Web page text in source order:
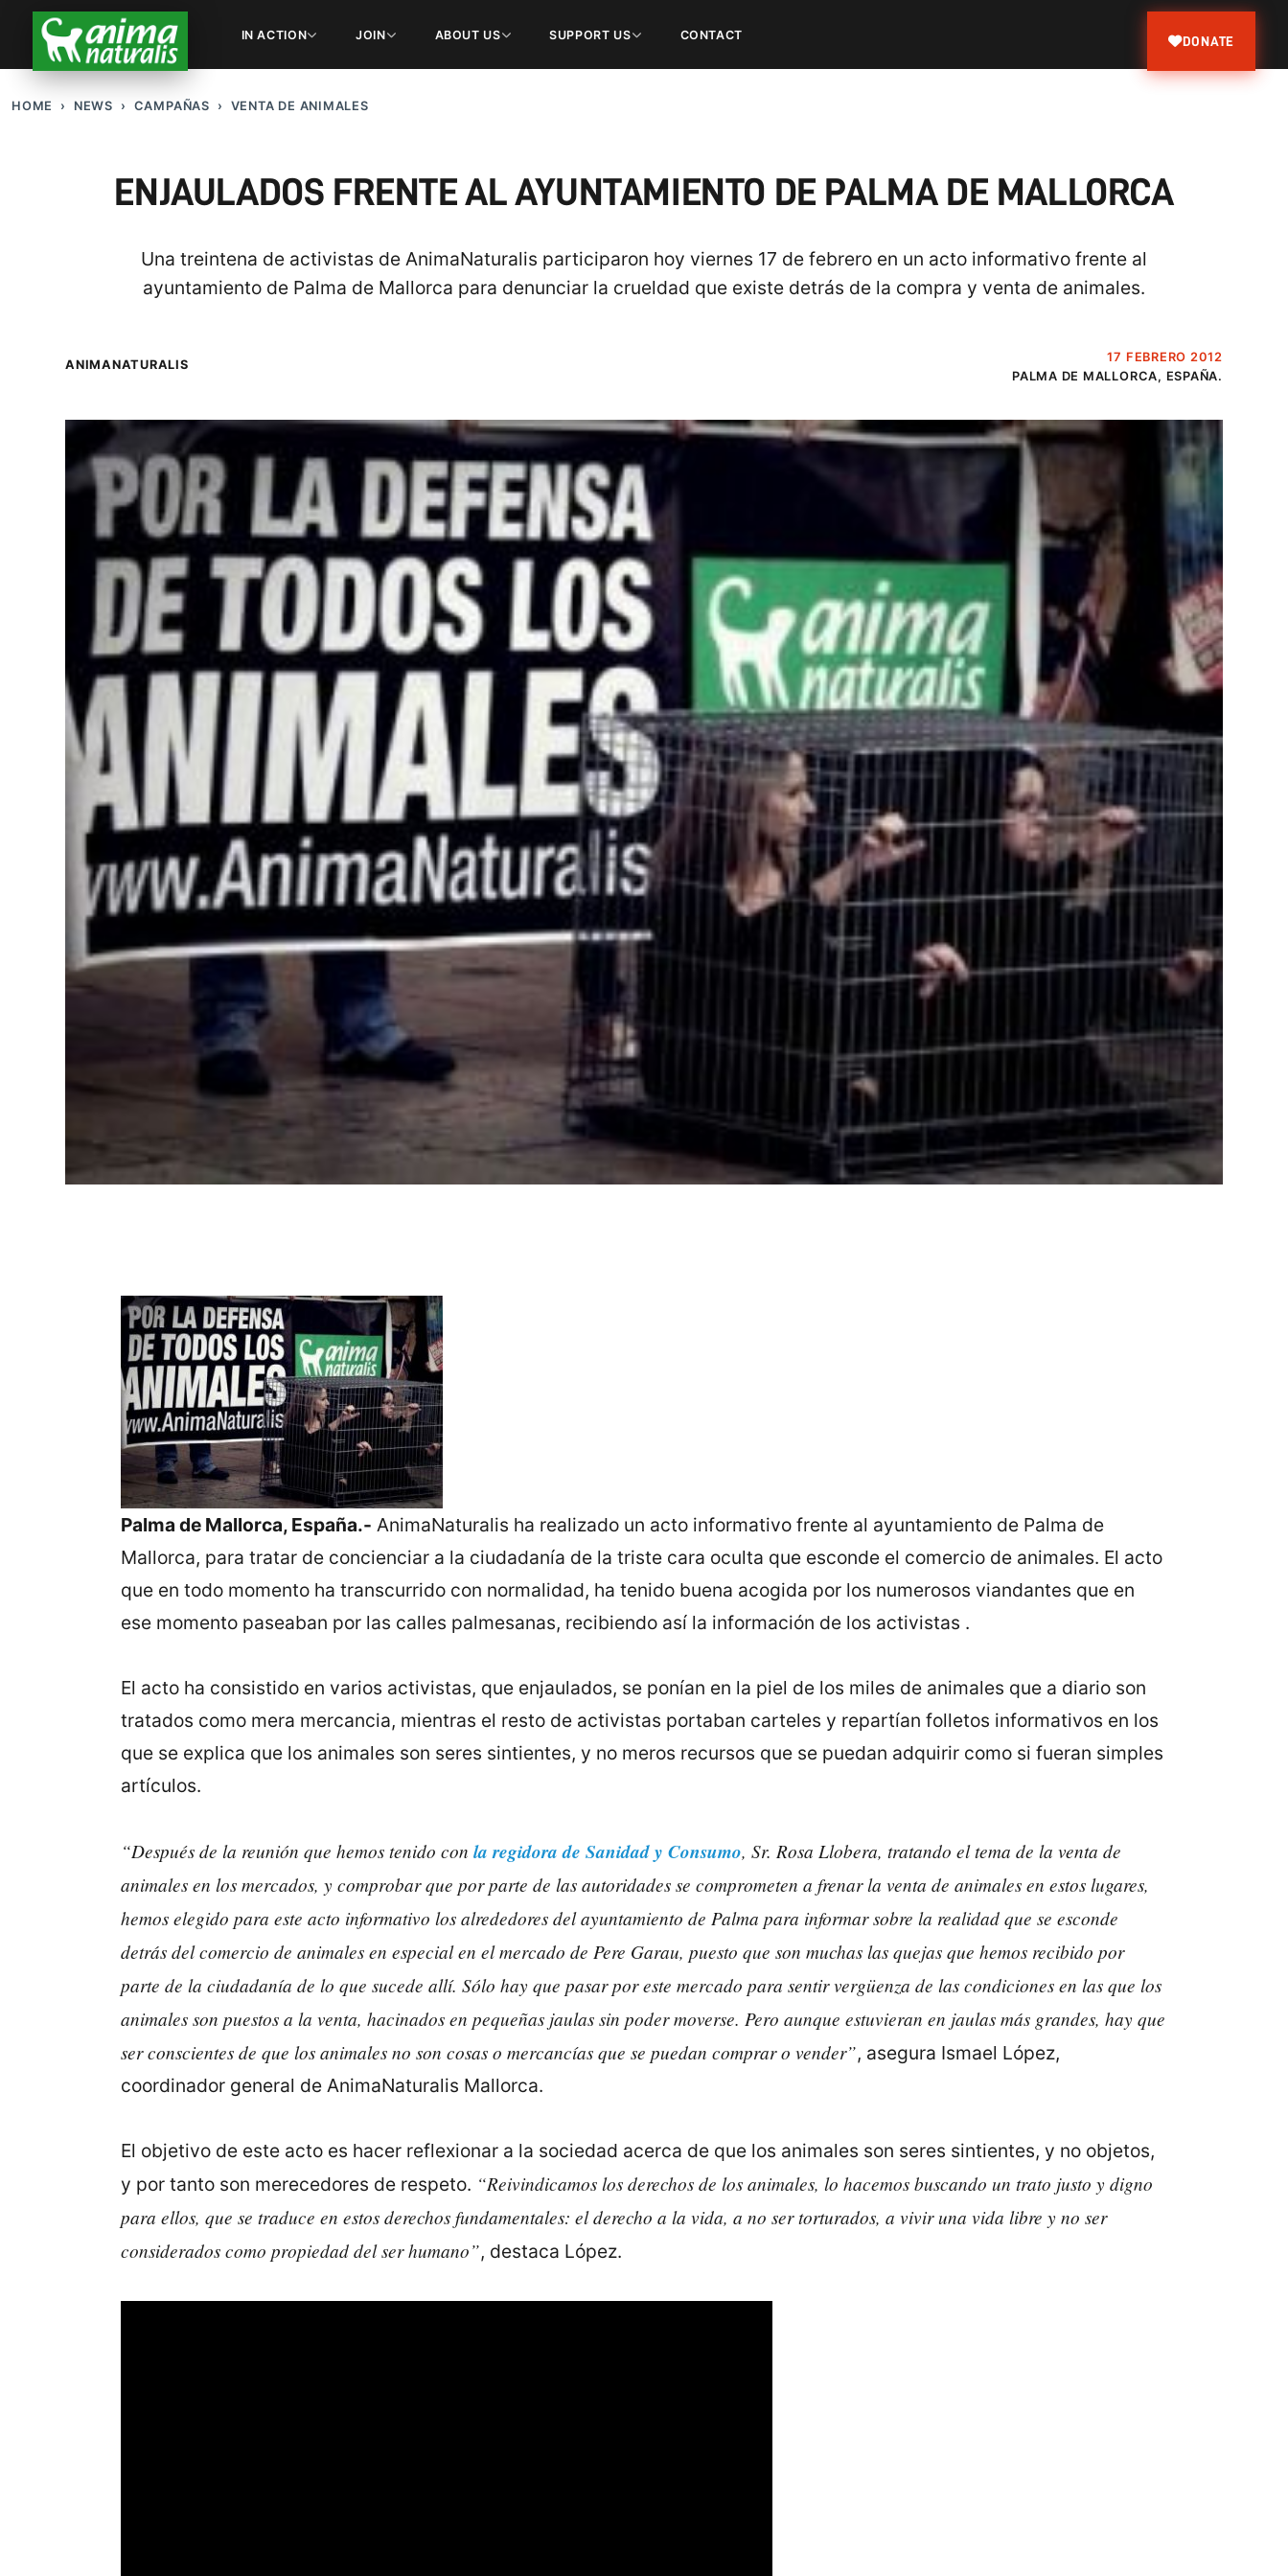
IN ACTION JOIN ABOUT US SUPPORT US CONTACT DONATE
HOME NEWS CAMPAÑAS VENTA DE ANIMALES
ENJAULADOS FRENTE AL AYUNTAMIENTO DE PALMA DE MALLORCA
Una treintena de activistas de AnimaNaturalis participaron hoy viernes 17 de febrero en un acto informativo frente al
ayuntamiento de Palma de Mallorca para denunciar la crueldad que existe detrás de la compra y venta de animales.
ANIMANATURALIS
17 FEBRERO 2012
PALMA DE MALLORCA, ESPAÑA.
Palma de Mallorca, España.- AnimaNaturalis ha realizado un acto informativo frente al ayuntamiento de Palma de
Mallorca, para tratar de concienciar a la ciudadanía de la triste cara oculta que esconde el comercio de animales. El acto
que en todo momento ha transcurrido con normalidad, ha tenido buena acogida por los numerosos viandantes que en
ese momento paseaban por las calles palmesanas, recibiendo así la información de los activistas .
El acto ha consistido en varios activistas, que enjaulados, se ponían en la piel de los miles de animales que a diario son
tratados como mera mercancia, mientras el resto de activistas portaban carteles y repartían folletos informativos en los
que se explica que los animales son seres sintientes, y no meros recursos que se puedan adquirir como si fueran simples
artículos.
“Después de la reunión que hemos tenido con la regidora de Sanidad y Consumo, Sr. Rosa Llobera, tratando el tema de la venta de
animales en los mercados, y comprobar que por parte de las autoridades se comprometen a frenar la venta de animales en estos lugares,
hemos elegido para este acto informativo los alrededores del ayuntamiento de Palma para informar sobre la realidad que se esconde
detrás del comercio de animales en especial en el mercado de Pere Garau, puesto que son muchas las quejas que hemos recibido por
parte de la ciudadanía de lo que sucede allí. Sólo hay que pasar por este mercado para sentir vergüenza de las condiciones en las que los
animales son puestos a la venta, hacinados en pequeñas jaulas sin poder moverse. Pero aunque estuvieran en jaulas más grandes, hay que
ser conscientes de que los animales no son cosas o mercancías que se puedan comprar o vender”, asegura Ismael López,
coordinador general de AnimaNaturalis Mallorca.
El objetivo de este acto es hacer reflexionar a la sociedad acerca de que los animales son seres sintientes, y no objetos,
y por tanto son merecedores de respeto. “Reivindicamos los derechos de los animales, lo hacemos buscando un trato justo y digno
para ellos, que se traduce en estos derechos fundamentales: el derecho a la vida, a no ser torturados, a vivir una vida libre y no ser
considerados como propiedad del ser humano”, destaca López.